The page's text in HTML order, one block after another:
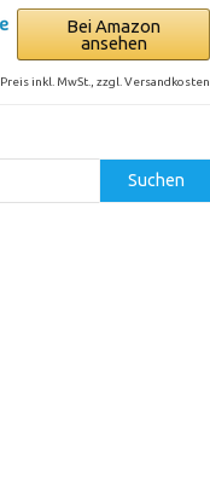
Bei Amazon
ansehen
Preis inkl. MwSt., zzgl. Versandkosten
Suchen